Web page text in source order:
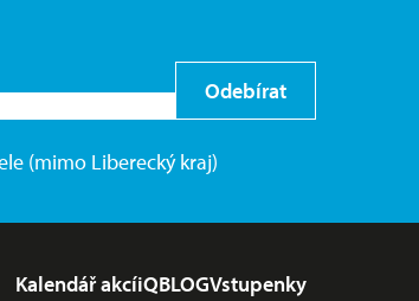
Odebírat
(mimo Liberecký kraj)
Kalendář akcíiQBLOGVstupenky